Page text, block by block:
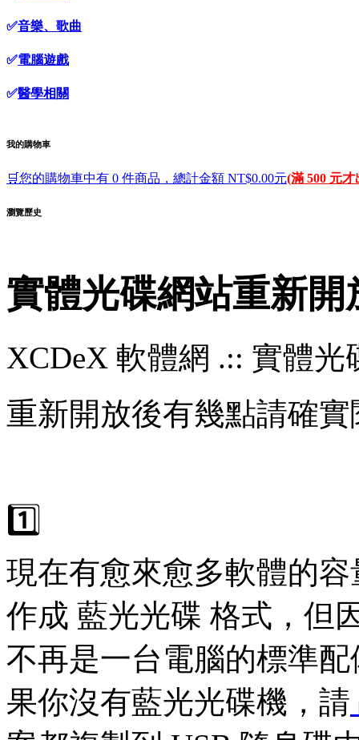
✅音樂、歌曲
✅電腦遊戲
✅醫學相關
我的購物車
🛒您的購物車中有 0 件商品，總計金額 NT$0.00元(滿 500 元才
瀏覽歷史
實體光碟網站重新開
XCDeX 軟體網 .:: 實體
重新開放後有幾點請確
1️⃣
現在有愈來愈多軟體的
作成 藍光光碟 格式，但
不再是一台電腦的標準
果你沒有藍光光碟機，請